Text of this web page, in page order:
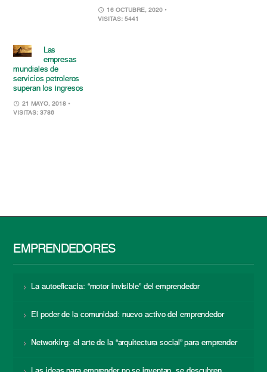
16 OCTUBRE, 2020 •
VISITAS: 5441
Las
empresas
mundiales de
servicios petroleros
superan los ingresos
21 MAYO, 2018 •
VISITAS: 3786
EMPRENDEDORES
La autoeficacia: “motor invisible” del emprendedor
El poder de la comunidad: nuevo activo del emprendedor
Networking: el arte de la “arquitectura social” para emprender